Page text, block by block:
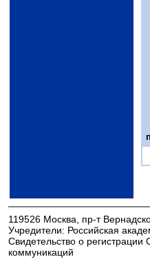
119526 Москва, пр-т
Учредители: Российская
Свидетельство о
коммуникаций